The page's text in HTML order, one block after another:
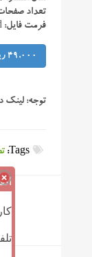
تعداد
فرمت فایل: word
49,000 ریال – خرید
توجه: لینک
Tags:
تلفن: